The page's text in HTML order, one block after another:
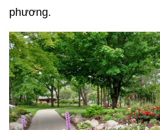
phương.